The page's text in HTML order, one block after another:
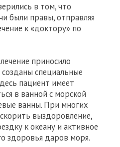
в том, что
были правы, отправляя
к «доктору» по
приносило
специальные
пациент имеет
в ванной с морской
ванны. При многих
выздоровление,
к океану и активное
здоровья даров моря.